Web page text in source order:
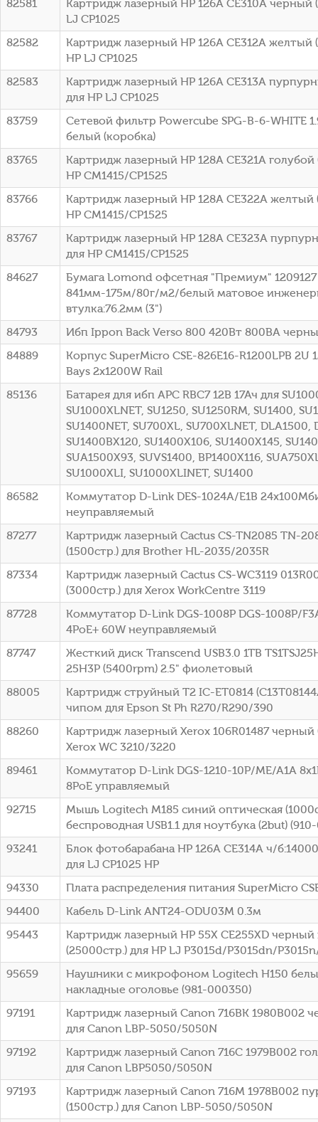
82581
Картридж лазерный HP 126A CE310A черный
LJ CP1025
82582
Картридж лазерный HP 126A CE312A желтый
HP LJ CP1025
82583
Картридж лазерный HP 126A CE313A
для HP LJ CP1025
83759
Сетевой фильтр Powercube SPG-B-6-WHITE
белый (коробка)
83765
Картридж лазерный HP 128A CE321A голубой
HP CM1415/CP1525
83766
Картридж лазерный HP 128A CE322A желтый
HP CM1415/CP1525
83767
Картридж лазерный HP 128A CE323A
для HP CM1415/CP1525
84627
Бумага Lomond офсетная "Премиум" 1209127
841мм-175м/80г/м2/белый матовое
втулка:76.2мм (3")
84793
Ибп Ippon Back Verso 800 420Вт 800ВА
84889
Корпус SuperMicro CSE-826E16-R1200LPB 2U
Bays 2x1200W Rail
85136
Батарея для ибп APC RBC7 12В 17Ач для
SU1000XLNET, SU1250, SU1250RM, SU1400,
SU1400NET, SU700XL, SU700XLNET, DLA1500,
SU1400BX120, SU1400X106, SU1400X145,
SUA1500X93, SUVS1400, BP1400X116,
SU1000XLI, SU1000XLINET, SU1400
86582
Коммутатор D-Link DES-1024A/E1B
неуправляемый
87277
Картридж лазерный Cactus CS-TN2085 TN-
(1500стр.) для Brother HL-2035/2035R
87334
Картридж лазерный Cactus CS-WC3119
(3000стр.) для Xerox WorkCentre 3119
87728
Коммутатор D-Link DGS-1008P DGS-1008P/
4PoE+ 60W неуправляемый
87747
Жесткий диск Transcend USB3.0 1TB
25H3P (5400rpm) 2.5" фиолетовый
88005
Картридж струйный T2 IC-ET0814
чипом для Epson St Ph R270/R290/390
88260
Картридж лазерный Xerox 106R01487 черный
Xerox WC 3210/3220
89461
Коммутатор D-Link DGS-1210-10P/ME/A1A
8PoE управляемый
92715
Мышь Logitech M185 синий оптическая
беспроводная USB1.1 для ноутбука (2but)
93241
Блок фотобарабана HP 126A CE314A ч/
для LJ CP1025 HP
94330
Плата распределения питания SuperMicro
94400
Кабель D-Link ANT24-ODU03M 0.3м
95443
Картридж лазерный HP 55X CE255XD черный
(25000стр.) для HP LJ P3015d/P3015dn/
95659
Наушники с микрофоном Logitech H150
накладные оголовье (981-000350)
97191
Картридж лазерный Canon 716BK 1980B002
для Canon LBP-5050/5050N
97192
Картридж лазерный Canon 716C 1979B002
для Canon LBP5050/5050N
97193
Картридж лазерный Canon 716M 1978B002
(1500стр.) для Canon LBP-5050/5050N